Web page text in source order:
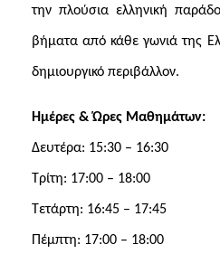
την πλούσια ελληνική
βήματα από κάθε γωνιά της
δημιουργικό περιβάλλον.
Ημέρες & Ώρες Μαθημάτων:
Δευτέρα: 15:30 – 16:30
Τρίτη: 17:00 – 18:00
Τετάρτη: 16:45 – 17:45
Πέμπτη: 17:00 – 18:00